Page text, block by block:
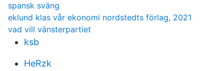
spansk sväng
eklund klas vår ekonomi nordstedts förlag, 2021
vad vill vänsterpartiet
ksb
HeRzk